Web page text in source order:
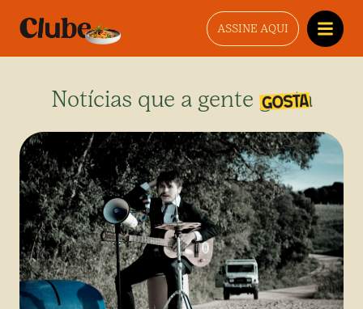
ASSINE AQUI
Notícias que a gente gosta